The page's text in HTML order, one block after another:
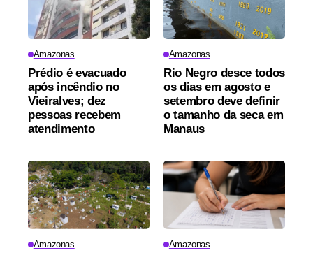
Amazonas
Prédio é evacuado
após incêndio no
Vieiralves; dez
pessoas recebem
atendimento
Amazonas
Rio Negro desce todos
os dias em agosto e
setembro deve definir
o tamanho da seca em
Manaus
Amazonas Amazonas